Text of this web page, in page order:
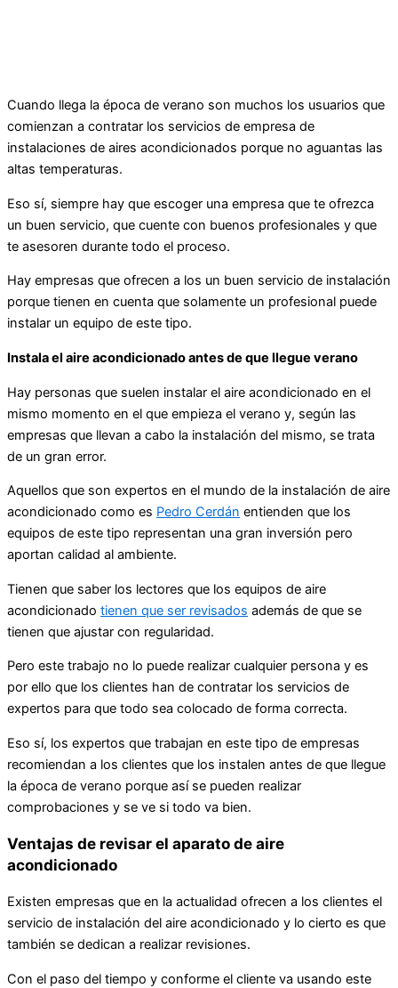
Cuando llega la época de verano son muchos los usuarios que
comienzan a contratar los servicios de empresa de
instalaciones de aires acondicionados porque no aguantas las
altas temperaturas.
Eso sí, siempre hay que escoger una empresa que te ofrezca
un buen servicio, que cuente con buenos profesionales y que
te asesoren durante todo el proceso.
Hay empresas que ofrecen a los un buen servicio de instalación
porque tienen en cuenta que solamente un profesional puede
instalar un equipo de este tipo.
Instala el aire acondicionado antes de que llegue verano
Hay personas que suelen instalar el aire acondicionado en el
mismo momento en el que empieza el verano y, según las
empresas que llevan a cabo la instalación del mismo, se trata
de un gran error.
Aquellos que son expertos en el mundo de la instalación de aire
acondicionado como es Pedro Cerdán entienden que los
equipos de este tipo representan una gran inversión pero
aportan calidad al ambiente.
Tienen que saber los lectores que los equipos de aire
acondicionado tienen que ser revisados además de que se
tienen que ajustar con regularidad.
Pero este trabajo no lo puede realizar cualquier persona y es
por ello que los clientes han de contratar los servicios de
expertos para que todo sea colocado de forma correcta.
Eso sí, los expertos que trabajan en este tipo de empresas
recomiendan a los clientes que los instalen antes de que llegue
la época de verano porque así se pueden realizar
comprobaciones y se ve si todo va bien.
Ventajas de revisar el aparato de aire
acondicionado
Existen empresas que en la actualidad ofrecen a los clientes el
servicio de instalación del aire acondicionado y lo cierto es que
también se dedican a realizar revisiones.
Con el paso del tiempo y conforme el cliente va usando este